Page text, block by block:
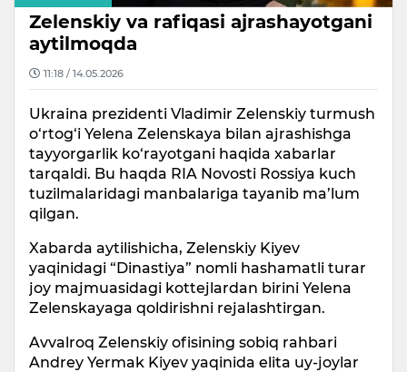
Zelenskiy va rafiqasi ajrashayotgani
aytilmoqda
11:18 / 14.05.2026
Ukraina prezidenti Vladimir Zelenskiy turmush
o‘rtog‘i Yelena Zelenskaya bilan ajrashishga
tayyorgarlik ko‘rayotgani haqida xabarlar
tarqaldi. Bu haqda RIA Novosti Rossiya kuch
tuzilmalaridagi manbalariga tayanib ma’lum
qilgan.
Xabarda aytilishicha, Zelenskiy Kiyev
yaqinidagi “Dinastiya” nomli hashamatli turar
joy majmuasidagi kottejlardan birini Yelena
Zelenskayaga qoldirishni rejalashtirgan.
Avvalroq Zelenskiy ofisining sobiq rahbari
Andrey Yermak Kiyev yaqinida elita uy-joylar